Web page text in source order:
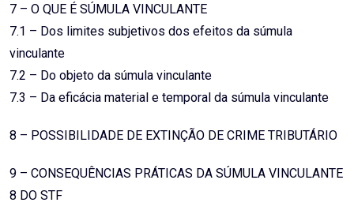
7 – O QUE É SÚMULA VINCULANTE
7.1 – Dos limites subjetivos dos efeitos da súmula
vinculante
7.2 – Do objeto da súmula vinculante
7.3 – Da eficácia material e temporal da súmula vinculante
8 – POSSIBILIDADE DE EXTINÇÃO DE CRIME TRIBUTÁRIO
9 – CONSEQUÊNCIAS PRÁTICAS DA SÚMULA VINCULANTE
8 DO STF